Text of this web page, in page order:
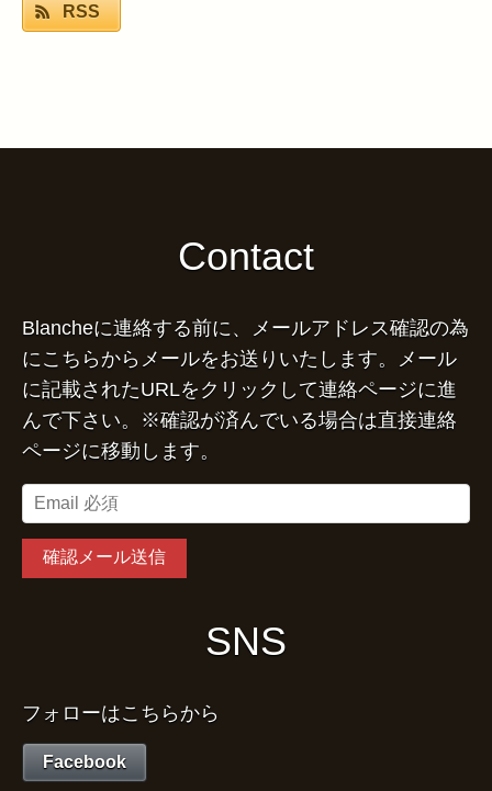
RSS
Contact
Blancheに連絡する前に、メールアドレス確認の為
にこちらからメールをお送りいたします。メール
に記載されたURLをクリックして連絡ページに進
んで下さい。※確認が済んでいる場合は直接連絡
ページに移動します。
SNS
フォローはこちらから
Facebook